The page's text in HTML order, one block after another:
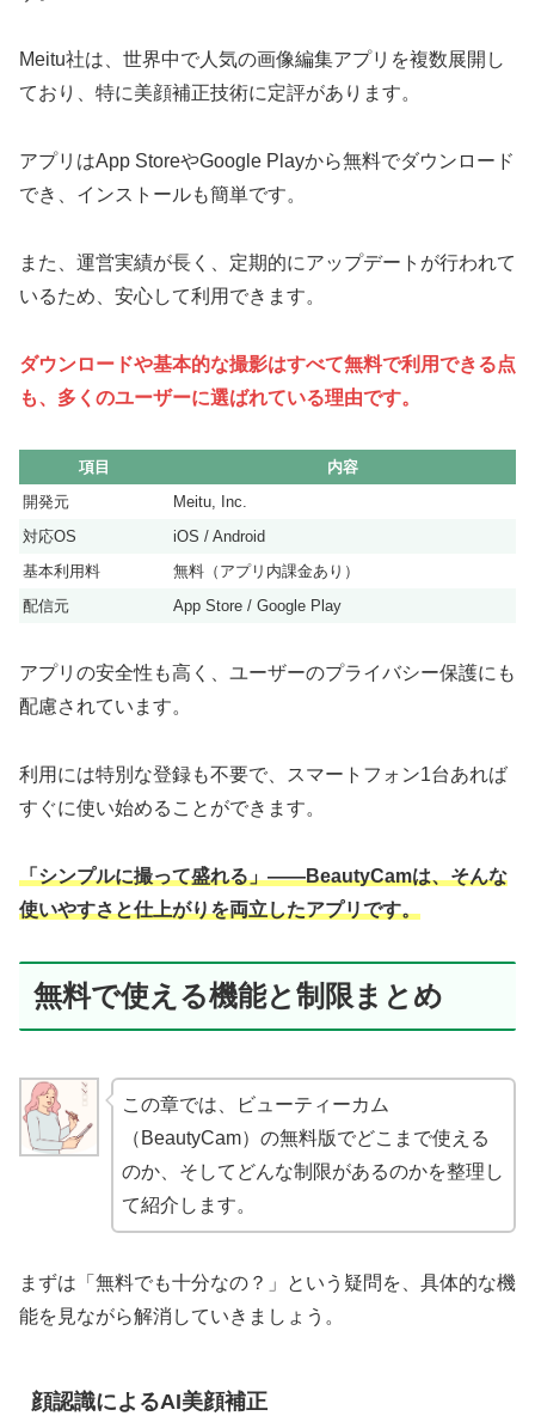
Meitu社は、世界中で人気の画像編集アプリを複数展開し
ており、特に美顔補正技術に定評があります。
アプリはApp StoreやGoogle Playから無料でダウンロード
でき、インストールも簡単です。
また、運営実績が長く、定期的にアップデートが行われて
いるため、安心して利用できます。
ダウンロードや基本的な撮影はすべて無料で利用できる点
も、多くのユーザーに選ばれている理由です。
項目
内容
開発元
Meitu, Inc.
対応OS
iOS / Android
基本利用料
無料（アプリ内課金あり）
配信元
App Store / Google Play
アプリの安全性も高く、ユーザーのプライバシー保護にも
配慮されています。
利用には特別な登録も不要で、スマートフォン1台あれば
すぐに使い始めることができます。
「シンプルに撮って盛れる」――BeautyCamは、そんな
使いやすさと仕上がりを両立したアプリです。
無料で使える機能と制限まとめ
この章では、ビューティーカム
（BeautyCam）の無料版でどこまで使える
のか、そしてどんな制限があるのかを整理し
て紹介します。
まずは「無料でも十分なの？」という疑問を、具体的な機
能を見ながら解消していきましょう。
顔認識によるAI美顔補正